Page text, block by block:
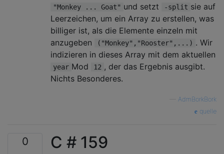
"Monkey ... Goat" und setzt -split sie auf
Leerzeichen, um ein Array zu erstellen, was
billiger ist, als die Elemente einzeln mit
anzugeben
("Monkey","Rooster",...) . Wir
indizieren in dieses Array mit dem aktuellen
year Mod 12 , der das Ergebnis ausgibt.
Nichts Besonderes.
AdmBorkBork
quelle
0 C # 159